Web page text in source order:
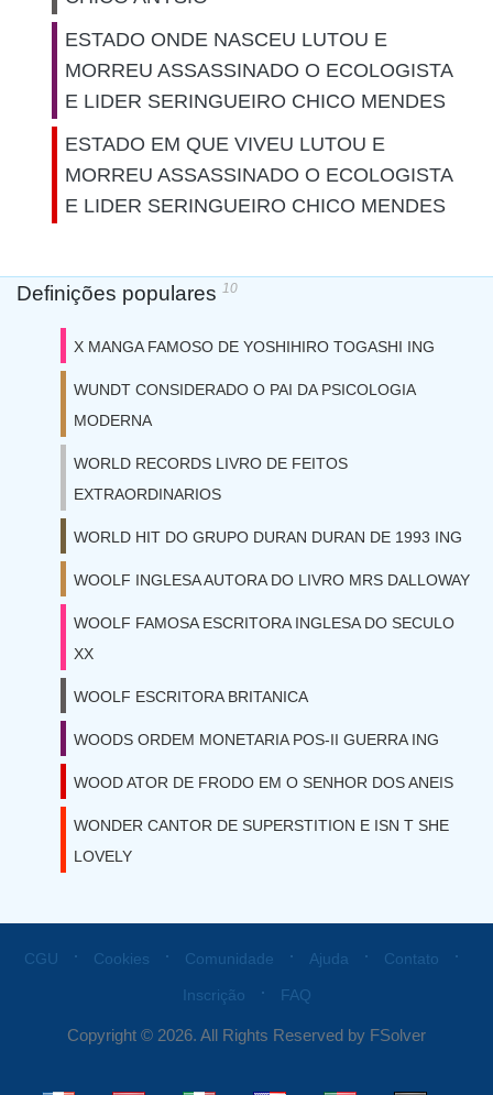
ESTADO ONDE NASCEU LUTOU E
MORREU ASSASSINADO O ECOLOGISTA
E LIDER SERINGUEIRO CHICO MENDES
ESTADO EM QUE VIVEU LUTOU E
MORREU ASSASSINADO O ECOLOGISTA
E LIDER SERINGUEIRO CHICO MENDES
Definições populares 10
X MANGA FAMOSO DE YOSHIHIRO TOGASHI ING
WUNDT CONSIDERADO O PAI DA PSICOLOGIA
MODERNA
WORLD RECORDS LIVRO DE FEITOS
EXTRAORDINARIOS
WORLD HIT DO GRUPO DURAN DURAN DE 1993 ING
WOOLF INGLESA AUTORA DO LIVRO MRS DALLOWAY
WOOLF FAMOSA ESCRITORA INGLESA DO SECULO
XX
WOOLF ESCRITORA BRITANICA
WOODS ORDEM MONETARIA POS-II GUERRA ING
WOOD ATOR DE FRODO EM O SENHOR DOS ANEIS
WONDER CANTOR DE SUPERSTITION E ISN T SHE
LOVELY
CGU ⋅ Cookies ⋅ Comunidade ⋅ Ajuda ⋅ Contato ⋅
Inscrição ⋅ FAQ
Copyright © 2026. All Rights Reserved by FSolver